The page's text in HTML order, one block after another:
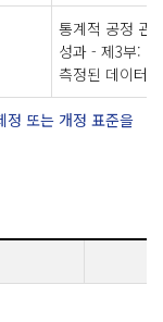
통계적 공정 관
성과 - 제3부:
측정된 데이터
정 또는 개정 표준을